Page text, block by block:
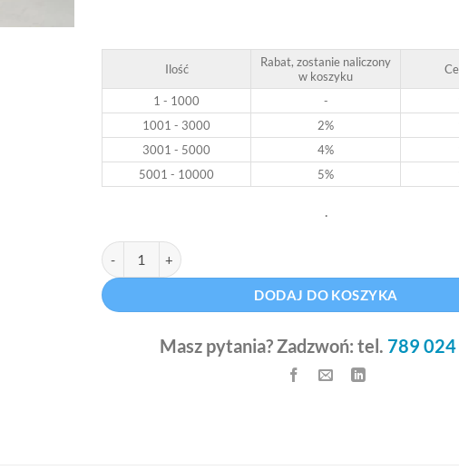
Ilość
Rabat, zostanie naliczony
w koszyku
1 - 1000 -
1001 - 3000 2%
3001 - 5000 4%
5001 - 10000 5%
.
ilość Torba papierowa reflex blue 32 x 12 x 41 cm
DODAJ DO KOSZYKA
Masz pytania? Zadzwoń: tel. 789